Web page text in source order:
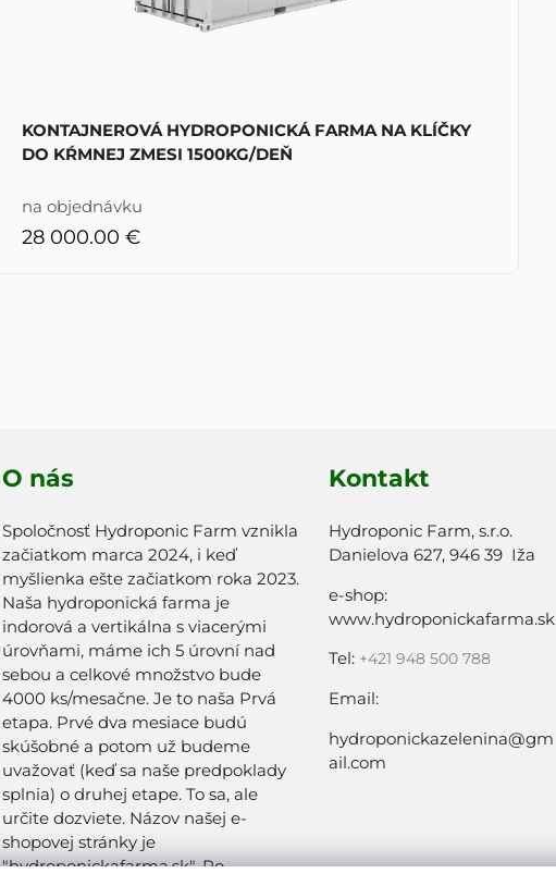
KONTAJNEROVÁ HYDROPONICKÁ FARMA NA KLÍČKY
DO KŔMNEJ ZMESI 1500KG/DEŇ
na objednávku
28 000.00 €
O nás
Spoločnosť Hydroponic Farm vznikla
začiatkom marca 2024, i keď
myšlienka ešte začiatkom roka 2023.
Naša hydroponická farma je
indorová a vertikálna s viacerými
úrovňami, máme ich 5 úrovní nad
sebou a celkové množstvo bude
4000 ks/mesačne. Je to naša Prvá
etapa. Prvé dva mesiace budú
skúšobné a potom už budeme
uvažovať (keď sa naše predpoklady
splnia) o druhej etape. To sa, ale
určite dozviete. Názov našej e-
shopovej stránky je
"hydroponickafarma.sk". Po
Kontakt
Hydroponic Farm, s.r.o.
Danielova 627, 946 39 Iža
e-shop:
www.hydroponickafarma.sk
Tel: +421 948 500 788
Email:
hydroponickazelenina@gm
ail.com